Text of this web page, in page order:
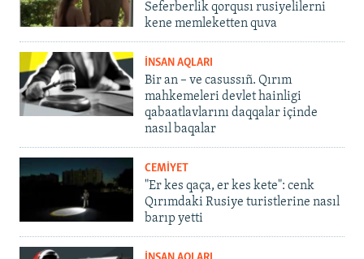
Seferberlik qorqusı rusiyelilerni
kene memleketten quva
İNSAN AQLARI
Bir an – ve casussıñ. Qırım
mahkemeleri devlet hainligi
qabaatlavlarını daqqalar içinde
nasıl baqalar
CEMİYET
"Er kes qaça, er kes kete": cenk
Qırımdaki Rusiye turistlerine nasıl
barıp yetti